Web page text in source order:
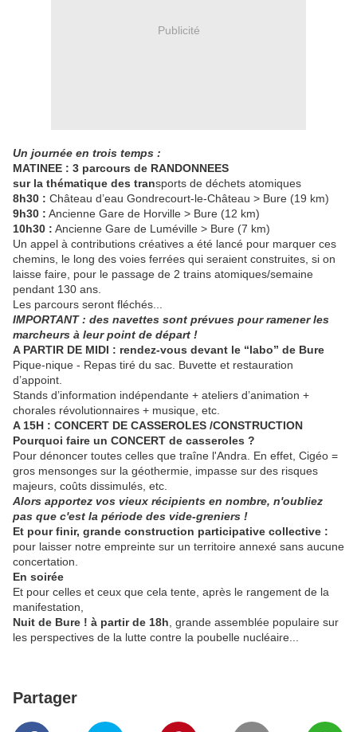
Publicité
Un journée en trois temps :
MATINEE : 3 parcours de RANDONNEES
sur la thématique des transports de déchets atomiques
8h30 : Château d’eau Gondrecourt-le-Château > Bure (19 km)
9h30 : Ancienne Gare de Horville > Bure (12 km)
10h30 : Ancienne Gare de Luméville > Bure (7 km)
Un appel à contributions créatives a été lancé pour marquer ces
chemins, le long des voies ferrées qui seraient construites, si on
laisse faire, pour le passage de 2 trains atomiques/semaine
pendant 130 ans.
Les parcours seront fléchés...
IMPORTANT : des navettes sont prévues pour ramener les
marcheurs à leur point de départ !
A PARTIR DE MIDI : rendez-vous devant le “labo” de Bure
Pique-nique - Repas tiré du sac. Buvette et restauration
d’appoint.
Stands d’information indépendante + ateliers d’animation +
chorales révolutionnaires + musique, etc.
A 15H : CONCERT DE CASSEROLES /CONSTRUCTION
Pourquoi faire un CONCERT de casseroles ?
Pour dénoncer toutes celles que traîne l'Andra. En effet, Cigéo =
gros mensonges sur la géothermie, impasse sur des risques
majeurs, coûts dissimulés, etc.
Alors apportez vos vieux récipients en nombre, n'oubliez
pas que c'est la période des vide-greniers !
Et pour finir, grande construction participative collective :
pour laisser notre empreinte sur un territoire annexé sans aucune
concertation.
En soirée
Et pour celles et ceux que cela tente, après le rangement de la
manifestation,
Nuit de Bure ! à partir de 18h , grande assemblée populaire sur
les perspectives de la lutte contre la poubelle nucléaire...
Partager